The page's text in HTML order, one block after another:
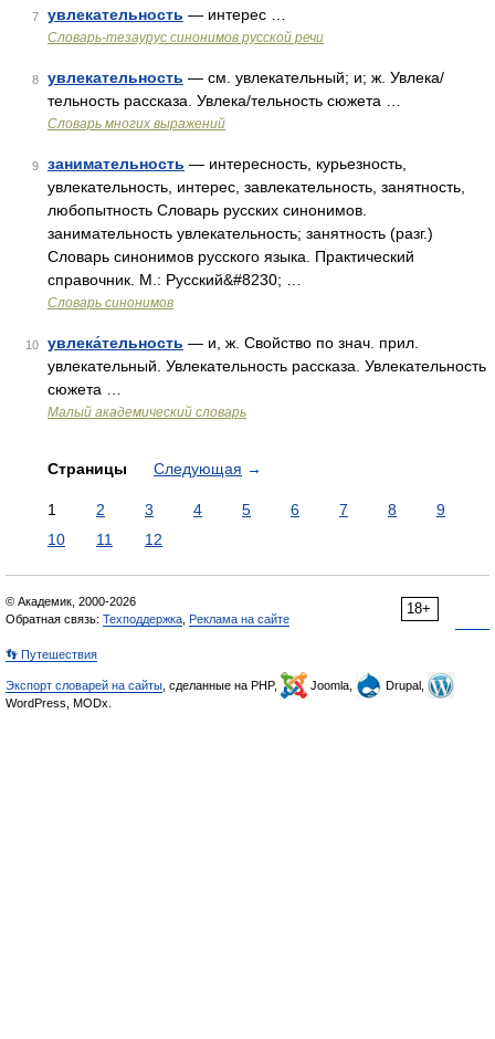
7 увлекательность — интерес …
Словарь-тезаурус синонимов русской речи
8 увлекательность — см. увлекательный; и; ж. Увлека/
тельность рассказа. Увлека/тельность сюжета …
Словарь многих выражений
9 занимательность — интересность, курьезность,
увлекательность, интерес, завлекательность, занятность,
любопытность Словарь русских синонимов.
занимательность увлекательность; занятность (разг.)
Словарь синонимов русского языка. Практический
справочник. М.: Русский&#8230; …
Словарь синонимов
10 увлека́тельность — и, ж. Свойство по знач. прил.
увлекательный. Увлекательность рассказа. Увлекательность
сюжета …
Малый академический словарь
Страницы Следующая →
1 2 3 4 5 6 7 8
9
10
11 12
18+
© Академик, 2000-2026
Обратная связь: Техподдержка Реклама на сайте
👣 Путешествия
Экспорт словарей на сайты , сделанные на PHP, Joomla,
Drupal,
WordPress, MODx.